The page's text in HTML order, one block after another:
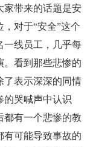
家带来的话题是安
对于“安全”这个
一线员工，几乎每
。看到那些悲惨的
了表示深深的同情
的哭喊声中认识
都有一个悲惨的教
有可能导致事故的